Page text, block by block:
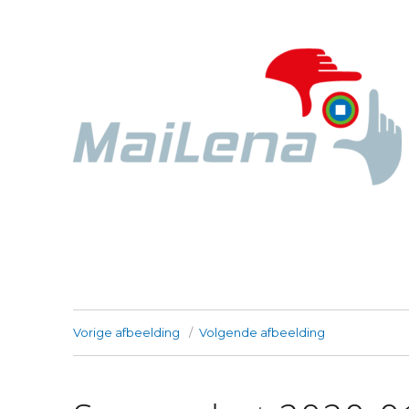
Vorige afbeelding Volgende afbeelding